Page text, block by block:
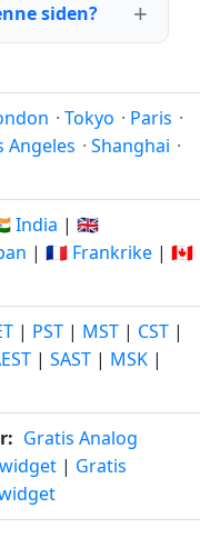
siden?
· Tokyo · Paris ·
Angeles · Shanghai ·
India | 🇬🇧
| 🇫🇷 Frankrike | 🇨🇦
| PST | MST | CST |
| SAST | MSK |
Gratis Analog
| Gratis